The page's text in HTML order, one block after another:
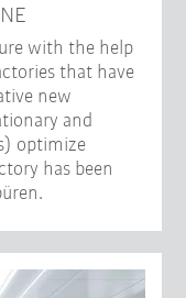
with the help
that have
new
and
optimize
has been